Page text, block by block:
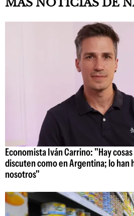
MAS NOTICIAS DE
Economista Iván Carrino: "Hay
discuten como en Argentina; lo han
nosotros"